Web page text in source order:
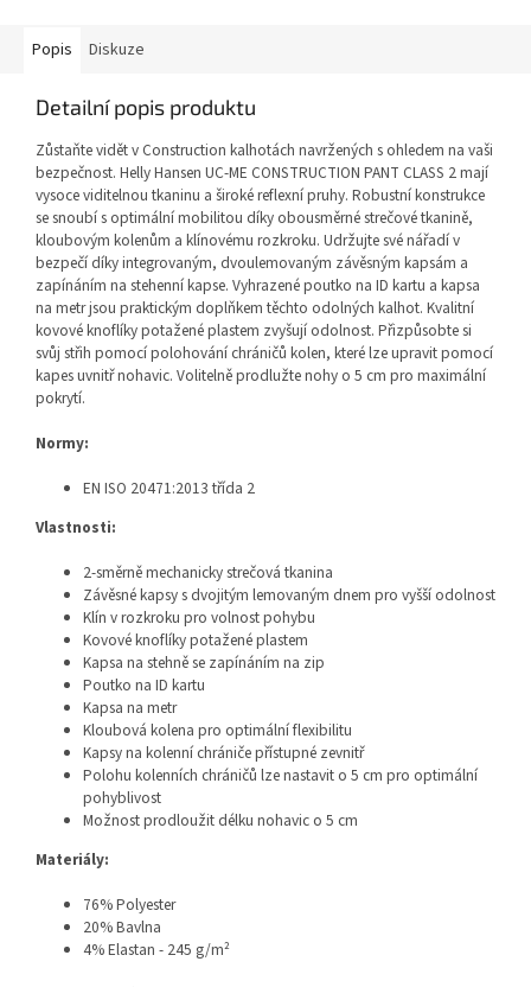
Popis Diskuze
Detailní popis produktu
Zůstaňte vidět v Construction kalhotách navržených s ohledem na vaši
bezpečnost. Helly Hansen UC-ME CONSTRUCTION PANT CLASS 2 mají
vysoce viditelnou tkaninu a široké reflexní pruhy. Robustní konstrukce
se snoubí s optimální mobilitou díky obousměrné strečové tkanině,
kloubovým kolenům a klínovému rozkroku. Udržujte své nářadí v
bezpečí díky integrovaným, dvoulemovaným závěsným kapsám a
zapínáním na stehenní kapse. Vyhrazené poutko na ID kartu a kapsa
na metr jsou praktickým doplňkem těchto odolných kalhot. Kvalitní
kovové knoflíky potažené plastem zvyšují odolnost. Přizpůsobte si
svůj střih pomocí polohování chráničů kolen, které lze upravit pomocí
kapes uvnitř nohavic. Volitelně prodlužte nohy o 5 cm pro maximální
pokrytí.
Normy:
EN ISO 20471:2013 třída 2
Vlastnosti:
2-směrně mechanicky strečová tkanina
Závěsné kapsy s dvojitým lemovaným dnem pro vyšší odolnost
Klín v rozkroku pro volnost pohybu
Kovové knoflíky potažené plastem
Kapsa na stehně se zapínáním na zip
Poutko na ID kartu
Kapsa na metr
Kloubová kolena pro optimální flexibilitu
Kapsy na kolenní chrániče přístupné zevnitř
Polohu kolenních chráničů lze nastavit o 5 cm pro optimální
pohyblivost
Možnost prodloužit délku nohavic o 5 cm
Materiály:
76% Polyester
20% Bavlna
4% Elastan - 245 g/m²